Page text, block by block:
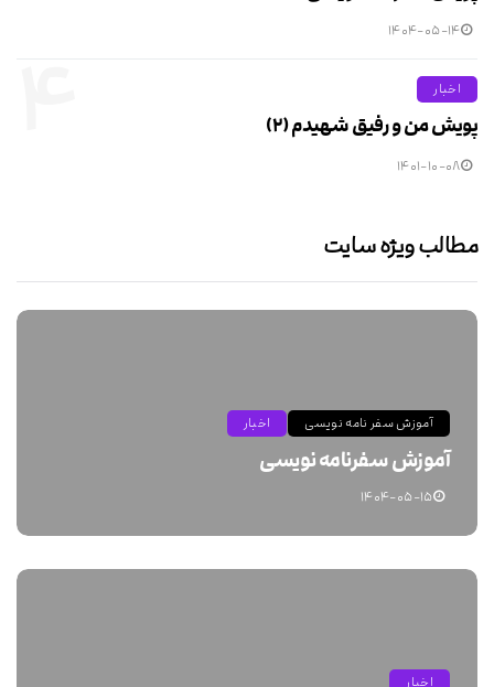
۱۴۰۴-۰۵-۱۴
اخبار
پویش من و رفیق شهیدم (۲)
۱۴۰۱-۱۰-۰۸
مطالب ویژه سایت
آموزش سفر نامه نویسی اخبار
آموزش سفرنامه نویسی
۱۴۰۴-۰۵-۱۵
اخبار